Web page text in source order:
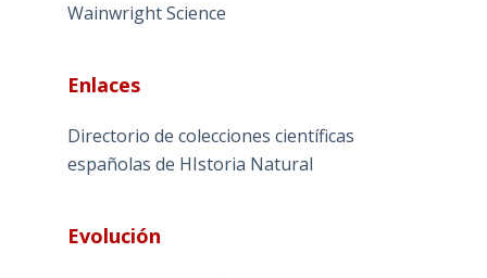
Wainwright Science
Enlaces
Directorio de colecciones científicas
españolas de HIstoria Natural
Evolución